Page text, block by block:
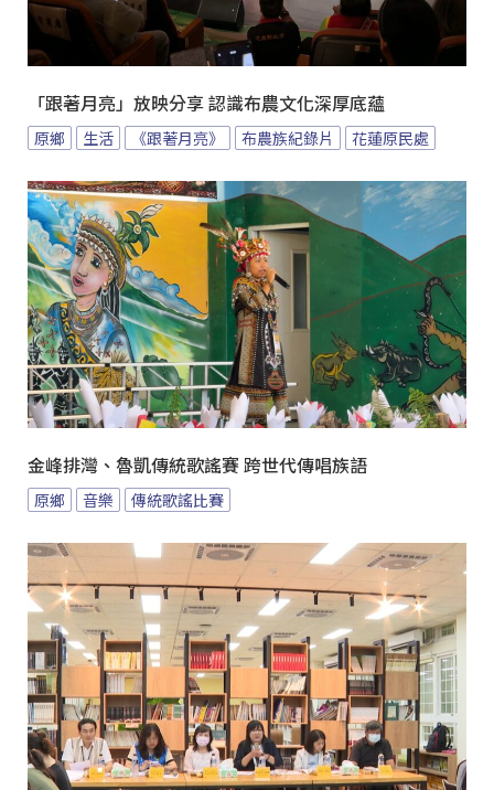
「跟著月亮」放映分享 認識布農文化深厚底蘊
原鄉 生活 《跟著月亮》 布農族紀錄片 花蓮原民處
金峰排灣、魯凱傳統歌謠賽 跨世代傳唱族語
原鄉 音樂 傳統歌謠比賽